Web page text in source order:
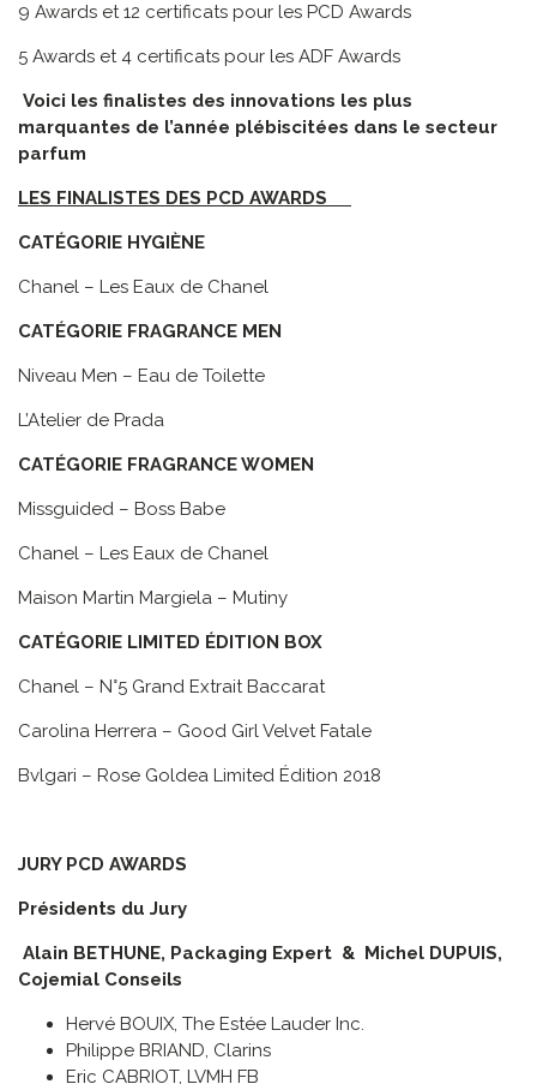
9 Awards et 12 certificats pour les PCD Awards
5 Awards et 4 certificats pour les ADF Awards
Voici les finalistes des innovations les plus
marquantes de l’année plébiscitées dans le secteur
parfum
LES FINALISTES DES PCD AWARDS
CATÉGORIE HYGIÈNE
Chanel – Les Eaux de Chanel
CATÉGORIE FRAGRANCE MEN
Niveau Men – Eau de Toilette
L’Atelier de Prada
CATÉGORIE FRAGRANCE WOMEN
Missguided – Boss Babe
Chanel – Les Eaux de Chanel
Maison Martin Margiela – Mutiny
CATÉGORIE LIMITED ÉDITION BOX
Chanel – N°5 Grand Extrait Baccarat
Carolina Herrera – Good Girl Velvet Fatale
Bvlgari – Rose Goldea Limited Édition 2018
JURY PCD AWARDS
Présidents du Jury
Alain BETHUNE, Packaging Expert & Michel DUPUIS,
Cojemial Conseils
Hervé BOUIX, The Estée Lauder Inc.
Philippe BRIAND, Clarins
Eric CABRIOT, LVMH FB